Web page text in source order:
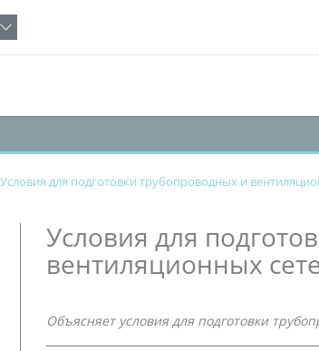
Условия для подготовки трубопроводных и
Условия для
вентиляционных
Объясняет условия для подготовки